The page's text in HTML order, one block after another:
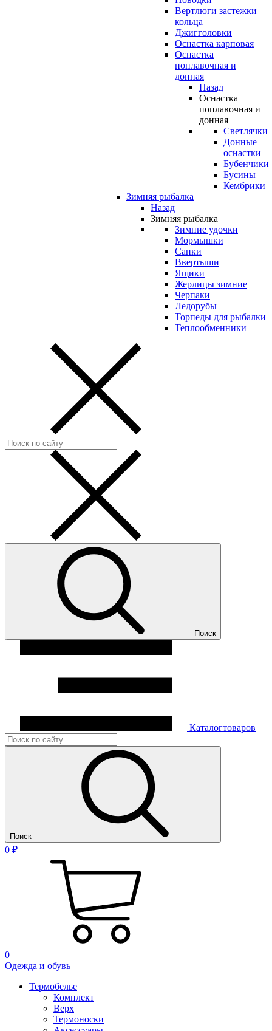
Вертлюги застежки
кольца
Джигголовки
Оснастка карповая
Оснастка
поплавочная и
донная
Назад
Оснастка
поплавочная и
донная
Светлячки
Донные
оснастки
Бубенчики
Бусины
Кембрики
Зимняя рыбалка
Назад
Зимняя рыбалка
Зимние удочки
Мормышки
Санки
Ввертыши
Ящики
Жерлицы зимние
Черпаки
Ледорубы
Торпеды для рыбалки
Теплообменники
Поиск
Каталогтоваров
Поиск
0 ₽
0
Одежда и обувь
Термобелье
Комплект
Верх
Термоноски